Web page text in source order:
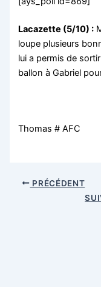
Lacazette (5/10) :
loupe plusieurs
lui a permis de
ballon à Gabriel
Thomas # AFC
PRÉCÉDENT